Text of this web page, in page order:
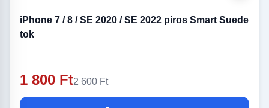
iPhone 7 / 8 / SE 2020 / SE 2022 piros Smart Suede
tok
1 800 Ft2 600 Ft